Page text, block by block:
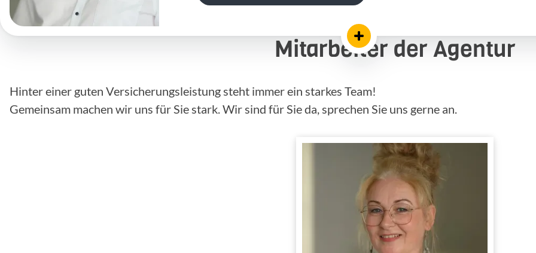
Mitarbeiter der Agentur
Hinter einer guten Versicherungsleistung steht immer ein starkes Team!
Gemeinsam machen wir uns für Sie stark. Wir sind für Sie da, sprechen Sie uns gerne an.
Steffi Kölling
Tätig im
Innendienst
In der Branche tätig seit
dem Jahr
2007